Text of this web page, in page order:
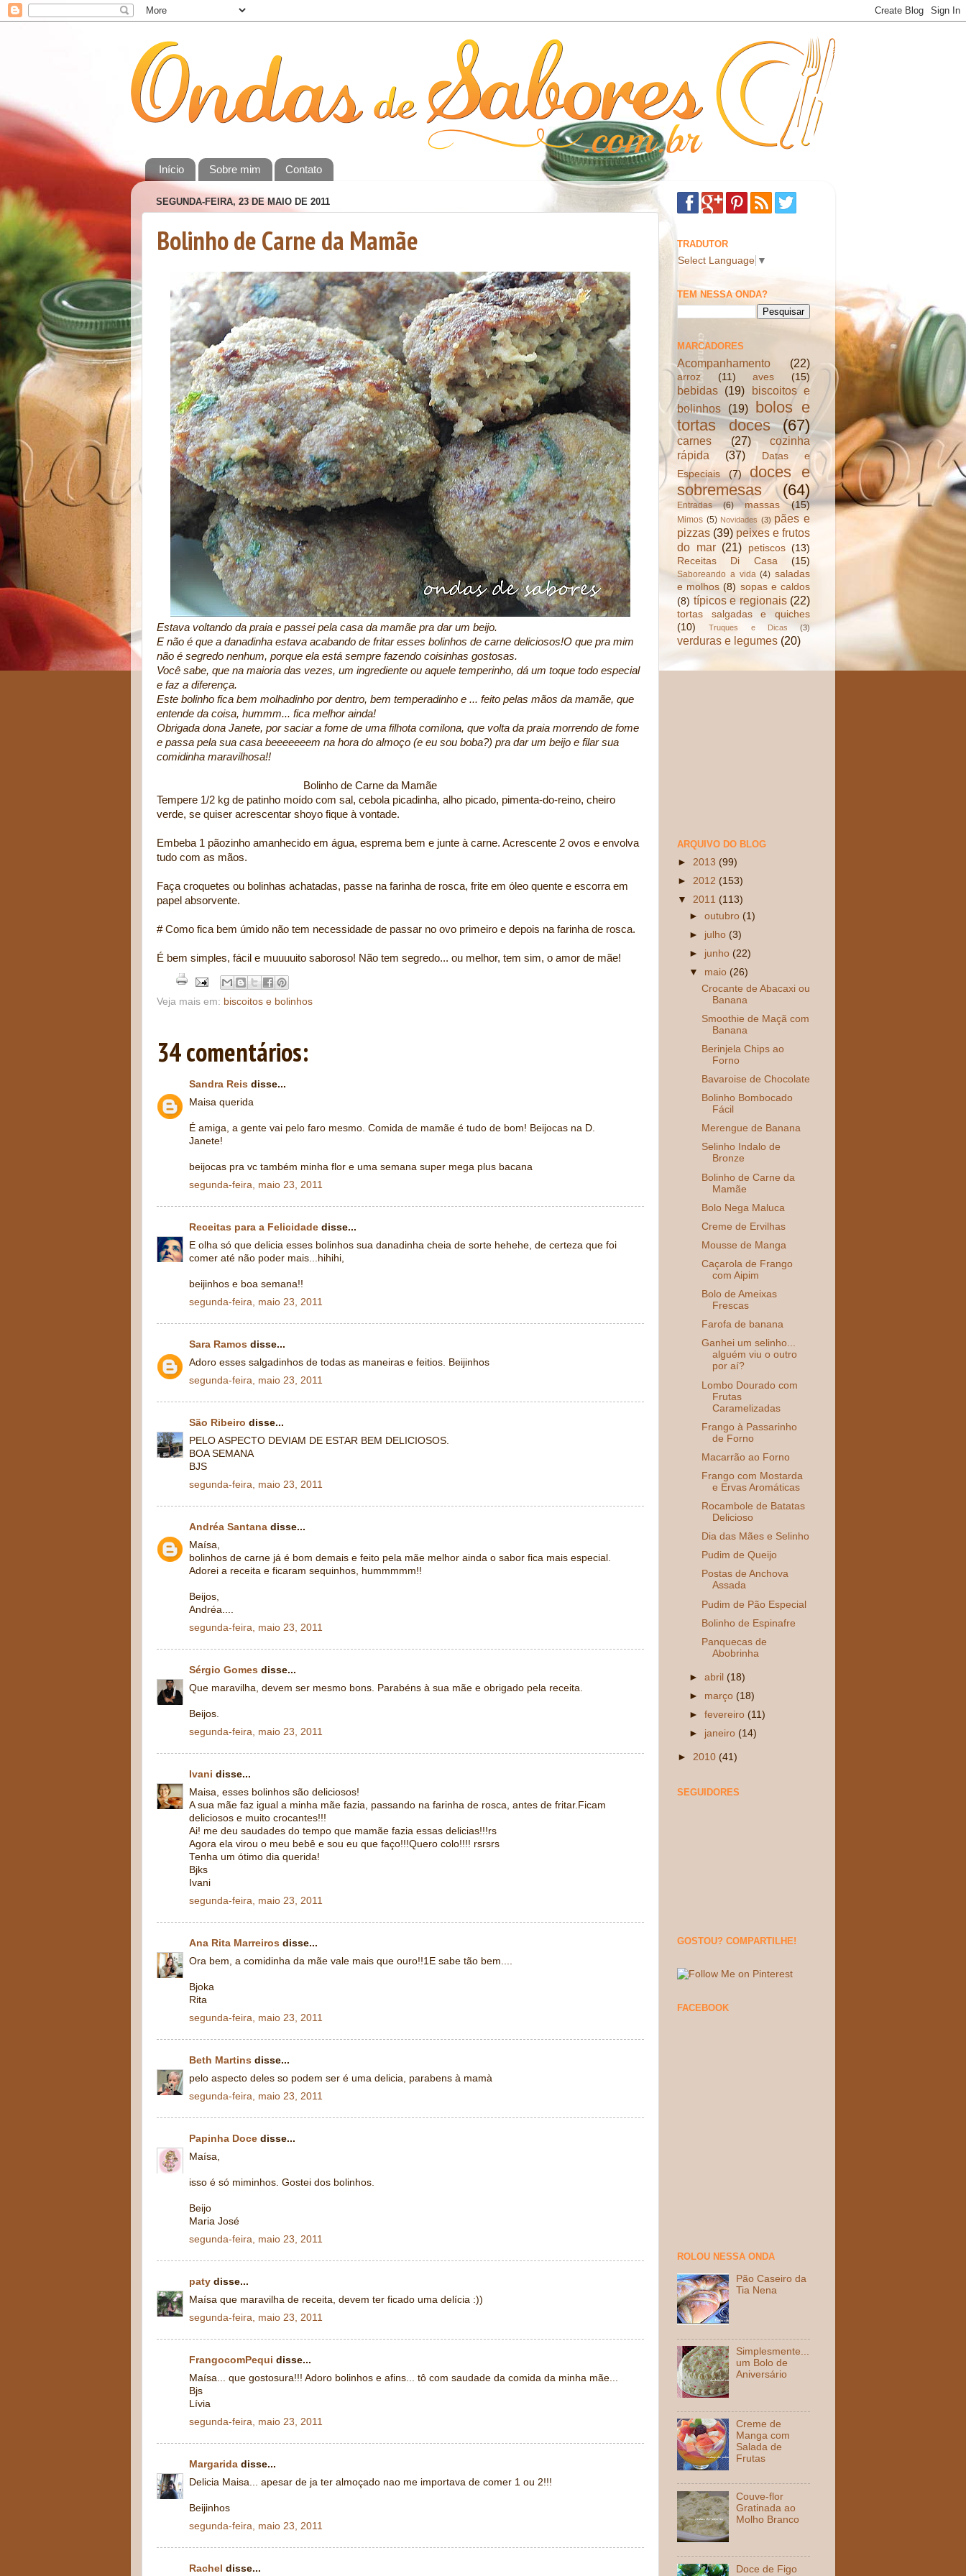
Início Sobre mim Contato
SEGUNDA-FEIRA, 23 DE MAIO DE 2011
Bolinho de Carne da Mamãe
Estava voltando da praia e passei pela casa da mamãe pra dar um beijo.
E não é que a danadinha estava acabando de fritar esses bolinhos de carne deliciosos!O que pra mim
não é segredo nenhum, porque ela está sempre fazendo coisinhas gostosas.
Você sabe, que na maioria das vezes, um ingrediente ou aquele temperinho, dá um toque todo especial
e faz a diferença.
Este bolinho fica bem molhadinho por dentro, bem temperadinho e ... feito pelas mãos da mamãe, que
entende da coisa, hummm... fica melhor ainda!
Obrigada dona Janete, por saciar a fome de uma filhota comilona, que volta da praia morrendo de fome
e passa pela sua casa beeeeeeem na hora do almoço (e eu sou boba?) pra dar um beijo e filar sua
comidinha maravilhosa!!
Bolinho de Carne da Mamãe
Tempere 1/2 kg de patinho moído com sal, cebola picadinha, alho picado, pimenta-do-reino, cheiro
verde, se quiser acrescentar shoyo fique à vontade.
Embeba 1 pãozinho amanhecido em água, esprema bem e junte à carne. Acrescente 2 ovos e envolva
tudo com as mãos.
Faça croquetes ou bolinhas achatadas, passe na farinha de rosca, frite em óleo quente e escorra em
papel absorvente.
# Como fica bem úmido não tem necessidade de passar no ovo primeiro e depois na farinha de rosca.
É bem simples, fácil e muuuuito saboroso! Não tem segredo... ou melhor, tem sim, o amor de mãe!
Veja mais em: biscoitos e bolinhos
34 comentários:
Sandra Reis disse...
Maisa querida
É amiga, a gente vai pelo faro mesmo. Comida de mamãe é tudo de bom! Beijocas na D.
Janete!
beijocas pra vc também minha flor e uma semana super mega plus bacana
segunda-feira, maio 23, 2011
Receitas para a Felicidade disse...
E olha só que delicia esses bolinhos sua danadinha cheia de sorte hehehe, de certeza que foi
comer até não poder mais...hihihi,
beijinhos e boa semana!!
segunda-feira, maio 23, 2011
Sara Ramos disse...
Adoro esses salgadinhos de todas as maneiras e feitios. Beijinhos
segunda-feira, maio 23, 2011
São Ribeiro disse...
PELO ASPECTO DEVIAM DE ESTAR BEM DELICIOSOS.
BOA SEMANA
BJS
segunda-feira, maio 23, 2011
Andréa Santana disse...
Maísa,
bolinhos de carne já é bom demais e feito pela mãe melhor ainda o sabor fica mais especial.
Adorei a receita e ficaram sequinhos, hummmmm!!
Beijos,
Andréa....
segunda-feira, maio 23, 2011
Sérgio Gomes disse...
Que maravilha, devem ser mesmo bons. Parabéns à sua mãe e obrigado pela receita.
Beijos.
segunda-feira, maio 23, 2011
Ivani disse...
Maisa, esses bolinhos são deliciosos!
A sua mãe faz igual a minha mãe fazia, passando na farinha de rosca, antes de fritar.Ficam
deliciosos e muito crocantes!!!
Ai! me deu saudades do tempo que mamãe fazia essas delicias!!!rs
Agora ela virou o meu bebê e sou eu que faço!!!Quero colo!!!! rsrsrs
Tenha um ótimo dia querida!
Bjks
Ivani
segunda-feira, maio 23, 2011
Ana Rita Marreiros disse...
Ora bem, a comidinha da mãe vale mais que ouro!!1E sabe tão bem....
Bjoka
Rita
segunda-feira, maio 23, 2011
Beth Martins disse...
pelo aspecto deles so podem ser é uma delicia, parabens à mamà
segunda-feira, maio 23, 2011
Papinha Doce disse...
Maísa,
isso é só miminhos. Gostei dos bolinhos.
Beijo
Maria José
segunda-feira, maio 23, 2011
paty disse...
Maísa que maravilha de receita, devem ter ficado uma delícia :))
segunda-feira, maio 23, 2011
FrangocomPequi disse...
Maísa... que gostosura!!! Adoro bolinhos e afins... tô com saudade da comida da minha mãe...
Bjs
Lívia
segunda-feira, maio 23, 2011
Margarida disse...
Delicia Maisa... apesar de ja ter almoçado nao me importava de comer 1 ou 2!!!
Beijinhos
segunda-feira, maio 23, 2011
Rachel disse...
TRADUTOR
Select Language ▼
TEM NESSA ONDA?
MARCADORES
Acompanhamento (22)
arroz (11) aves (15)
bebidas (19)
biscoitos e
bolinhos
(19)
bolos e
tortas doces
(67)
carnes (27)
cozinha
rápida
(37)
Datas e
Especiais
(7)
doces e
sobremesas
(64)
Entradas (6) massas (15)
Mimos (5) Novidades (3) pães e
pizzas (39) peixes e frutos
do mar (21) petiscos (13)
Receitas Di Casa
(15)
Saboreando a vida (4) saladas
e molhos (8) sopas e caldos
(8) típicos e regionais (22)
tortas salgadas e quiches
(10)
Truques e Dicas (3)
verduras e legumes (20)
ARQUIVO DO BLOG
► 2013 (99)
► 2012 (153)
▼ 2011 (113)
►outubro (1)
► julho (3)
► junho (22)
▼ maio (26)
Crocante de Abacaxi ou
Banana
Smoothie de Maçã com
Banana
Berinjela Chips ao
Forno
Bavaroise de Chocolate
Bolinho Bombocado
Fácil
Merengue de Banana
Selinho Indalo de
Bronze
Bolinho de Carne da
Mamãe
Bolo Nega Maluca
Creme de Ervilhas
Mousse de Manga
Caçarola de Frango
com Aipim
Bolo de Ameixas
Frescas
Farofa de banana
Ganhei um selinho...
alguém viu o outro
por aí?
Lombo Dourado com
Frutas
Caramelizadas
Frango à Passarinho
de Forno
Macarrão ao Forno
Frango com Mostarda
e Ervas Aromáticas
Rocambole de Batatas
Delicioso
Dia das Mães e Selinho
Pudim de Queijo
Postas de Anchova
Assada
Pudim de Pão Especial
Bolinho de Espinafre
Panquecas de
Abobrinha
►abril (18)
► março (18)
►fevereiro (11)
► janeiro (14)
► 2010 (41)
SEGUIDORES
GOSTOU? COMPARTILHE!
FACEBOOK
ROLOU NESSA ONDA
Pão Caseiro da
Tia Nena
Simplesmente...
um Bolo de
Aniversário
Creme de
Manga com
Salada de
Frutas
Couve-flor
Gratinada ao
Molho Branco
Doce de Figo